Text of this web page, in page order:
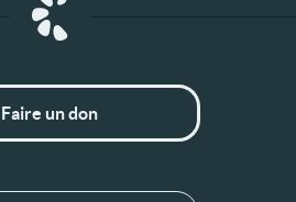
Faire un don